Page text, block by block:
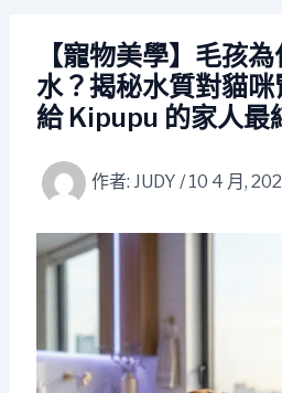
【寵物美學】毛孩
水？揭秘水質對貓咪
給 Kipupu 的家人最
作者: JUDY /10 4 月,